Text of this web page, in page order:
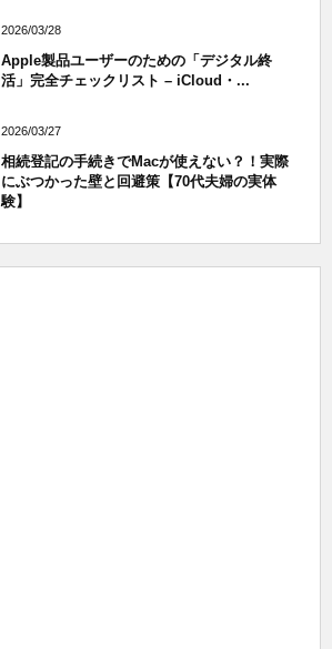
2026/03/28
Apple製品ユーザーのための「デジタル終
活」完全チェックリスト – iCloud・...
2026/03/27
相続登記の手続きでMacが使えない？！実際
にぶつかった壁と回避策【70代夫婦の実体
験】